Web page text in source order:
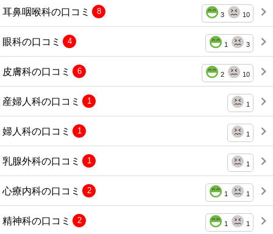
耳鼻咽喉科の口コミ 3 10
8
眼科の口コミ 1 3
4
皮膚科の口コミ 2 10
6
産婦人科の口コミ 1
1
婦人科の口コミ 1
1
乳腺外科の口コミ 1
1
心療内科の口コミ 1 1
2
精神科の口コミ 1 1
2